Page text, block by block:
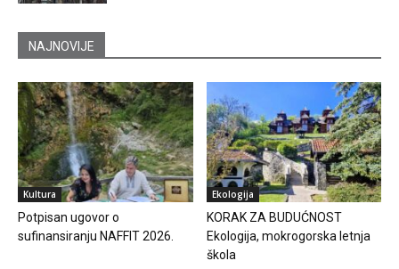
NAJNOVIJE
Kultura
Potpisan ugovor o
sufinansiranju NAFFIT 2026.
Ekologija
KORAK ZA BUDUĆNOST
Ekologija, mokrogorska letnja
škola